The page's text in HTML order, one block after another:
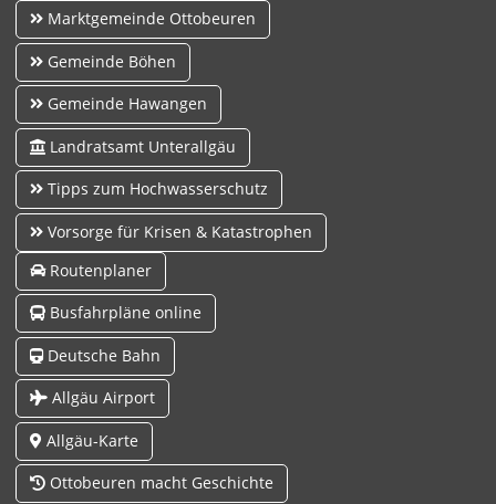
Marktgemeinde Ottobeuren
Gemeinde Böhen
Gemeinde Hawangen
Landratsamt Unterallgäu
Tipps zum Hochwasserschutz
Vorsorge für Krisen & Katastrophen
Routenplaner
Busfahrpläne online
Deutsche Bahn
Allgäu Airport
Allgäu-Karte
Ottobeuren macht Geschichte